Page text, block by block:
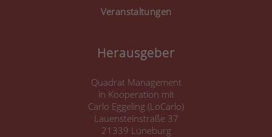
Veranstaltungen
Herausgeber
Quadrat Management
in Kooperation mit
Carlo Eggeling (LoCarlo)
Lauensteinstraße 37
21339 Lüneburg